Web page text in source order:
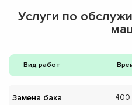
Услуги по
Вид работ
Замена бака 400